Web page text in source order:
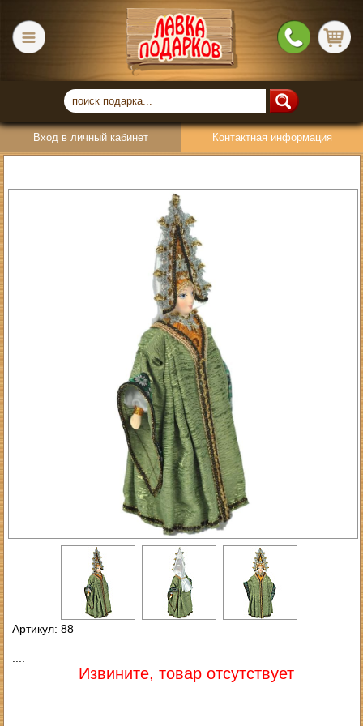
Вход в личный кабинет Контактная информация
Артикул: 88
Извините, товар отсутствует